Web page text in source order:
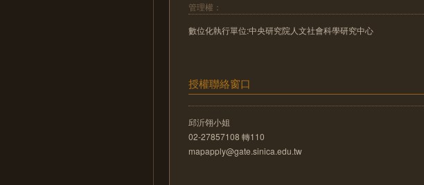
管理權：
數位化執行單位:中央研究院人文社會科學研究中心
授權聯絡窗口
邱沂翎小姐
02-27857108 轉110
mapapply@gate.sinica.edu.tw